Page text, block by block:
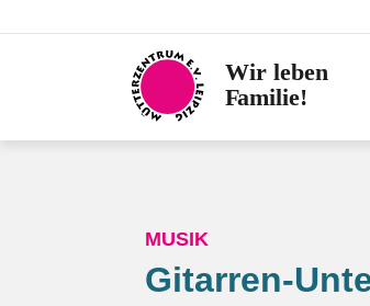
MUSIK
Gitarren-